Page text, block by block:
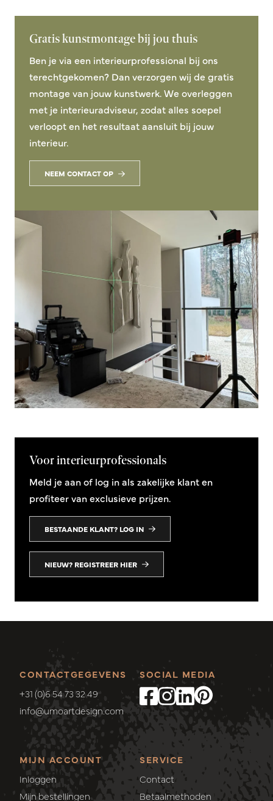
Gratis kunstmontage bij jou thuis
Ben je via een interieurprofessional bij ons
terechtgekomen? Dan verzorgen wij de gratis
montage van jouw kunstwerk. We overleggen
met je interieuradviseur, zodat alles soepel
verloopt en het resultaat aansluit bij jouw
interieur.
NEEM CONTACT OP
Voor interieurprofessionals
Meld je aan of log in als zakelijke klant en
profiteer van exclusieve prijzen.
BESTAANDE KLANT? LOG IN
NIEUW? REGISTREER HIER
CONTACTGEGEVENS
+31 (0)6 54 73 32 49
info@umoartdesign.com
MIJN ACCOUNT
Inloggen
Mijn bestellingen
SERVICE
Contact
Betaalmethoden
SOCIAL MEDIA